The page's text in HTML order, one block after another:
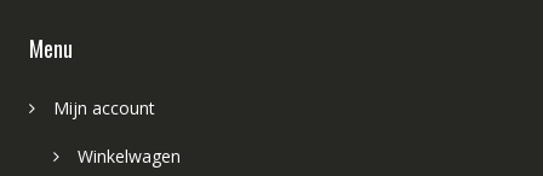
Menu
Mijn account
Winkelwagen